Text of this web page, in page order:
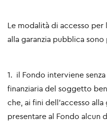
Le modalità di accesso
alla garanzia pubblica
1. il Fondo interviene
finanziaria del soggetto
che, ai fini dell’accesso
presentare al Fondo alcun